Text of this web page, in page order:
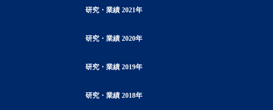
研究・業績 2021年
研究・業績 2020年
研究・業績 2019年
研究・業績 2018年